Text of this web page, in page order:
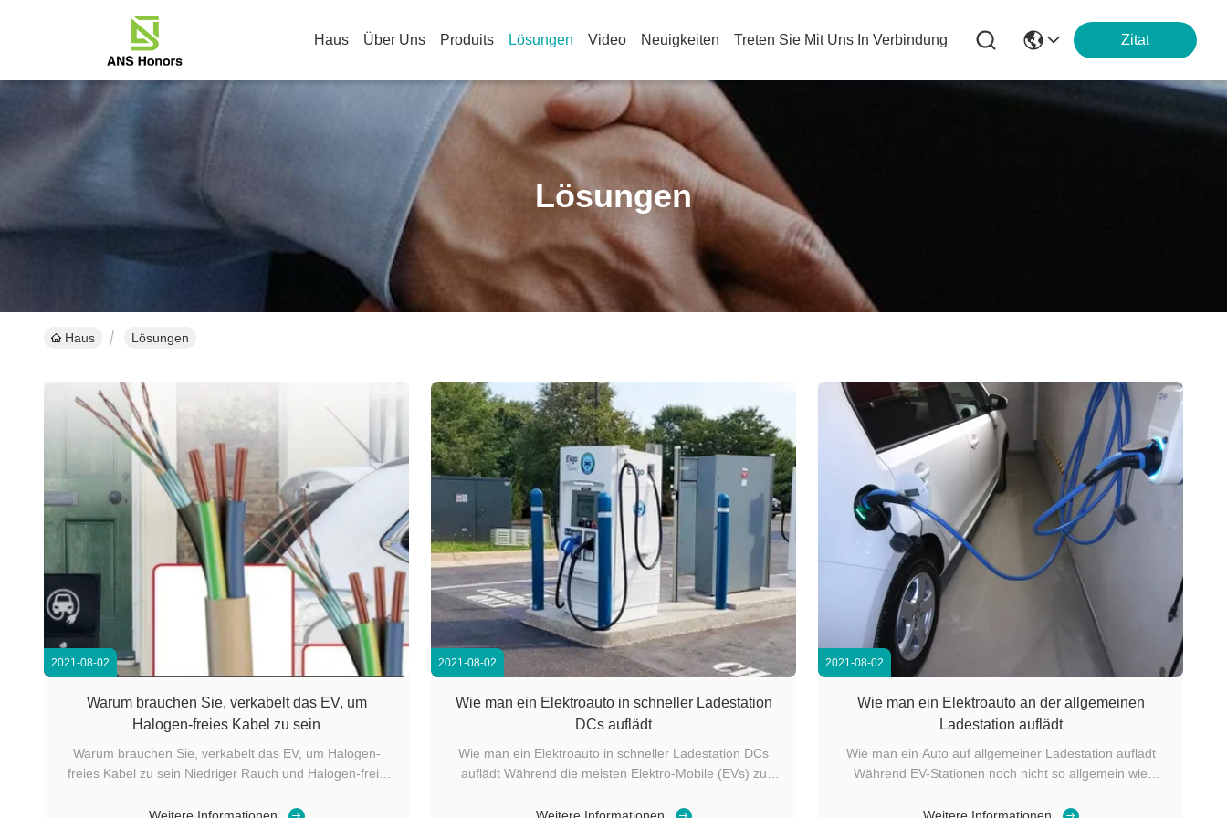
Haus Über Uns Produits Lösungen Video Neuigkeiten Treten Sie Mit Uns In Verbindung Zitat
Lösungen
Haus Lösungen
2021-08-02
Warum brauchen Sie, verkabelt das EV, um
Halogen-freies Kabel zu sein
Warum brauchen Sie, verkabelt das EV, um Halogen-
freies Kabel zu sein Niedriger Rauch und Halogen-freie
Halogen enthält und halogenhaltige Gase nicht während
2021-08-02
Wie man ein Elektroauto in schneller Ladestation
DCs auflädt
Wie man ein Elektroauto in schneller Ladestation DCs
auflädt Während die meisten Elektro-Mobile (EVs) zu
aufgeladen werden, DC kann schnelle Aufladung,
2021-08-02
Wie man ein Elektroauto an der allgemeinen
Ladestation auflädt
Wie man ein Auto auf allgemeiner Ladestation auflädt
Während EV-Stationen noch nicht so allgemein wie
Ladestationen EV, die installiert sind, schnell. Sie finden